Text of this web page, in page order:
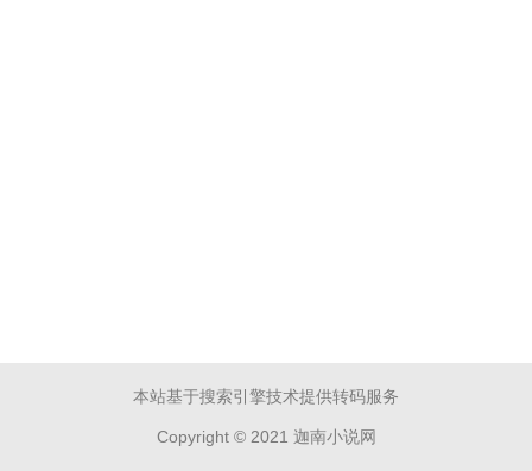
本站基于搜索引擎技术提供转码服务
Copyright © 2021 迦南小说网